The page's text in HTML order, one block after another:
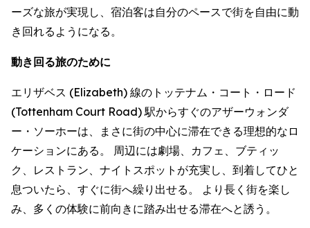
ーズな旅が実現し、宿泊客は自分のペースで街を自由に動
き回れるようになる。
動き回る旅のために
エリザベス (Elizabeth) 線のトッテナム・コート・ロード
(Tottenham Court Road) 駅からすぐのアザーウォンダ
ー・ソーホーは、まさに街の中心に滞在できる理想的なロ
ケーションにある。 周辺には劇場、カフェ、ブティッ
ク、レストラン、ナイトスポットが充実し、到着してひと
息ついたら、すぐに街へ繰り出せる。 より長く街を楽し
み、多くの体験に前向きに踏み出せる滞在へと誘う。